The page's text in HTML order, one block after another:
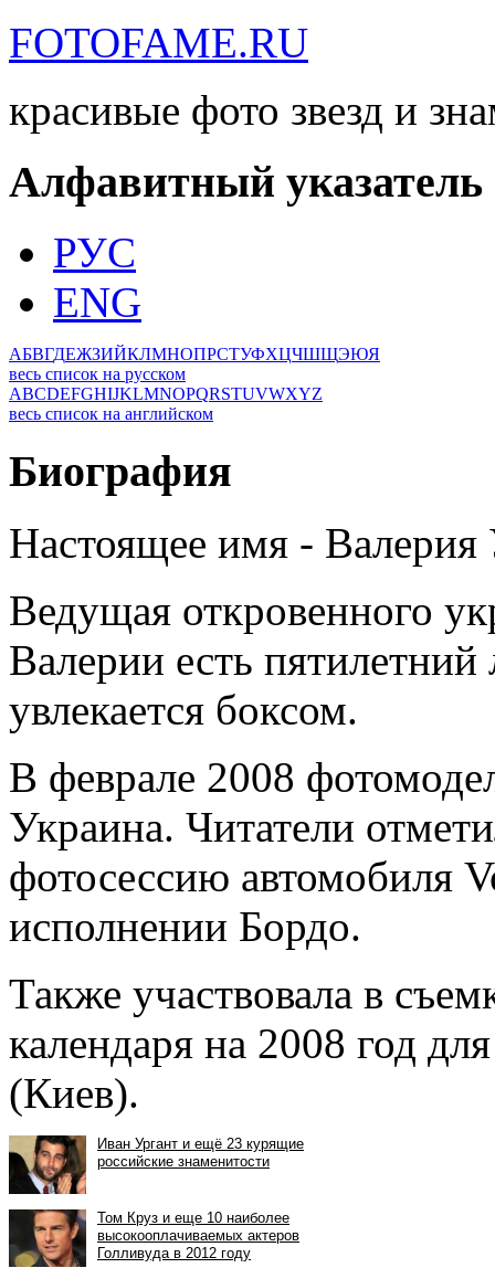
FOTOFAME.RU
красивые фото звезд и
Алфавитный указатель
РУС
ENG
АБВГДЕЖЗИЙКЛМНОПРСТУФХЦЧШЩЭЮЯ
весь список на русском
ABCDEFGHIJKLMNOPQRSTUVWXYZ
весь список на английском
Биография
Настоящее имя - Валерия
Ведущая откровенного
Валерии есть
увлекается боксом.
В феврале 2008
Украина. Читатели
фотосессию автомобиля
исполнении Бордо.
Также участвовала в
календаря на 2008 год
(Киев).